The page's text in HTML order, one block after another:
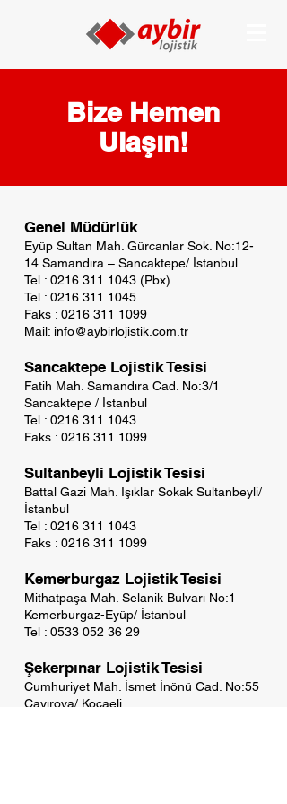
Bize Hemen
Ulaşın!
Genel Müdürlük
Eyüp Sultan Mah. Gürcanlar Sok. No:12-
14 Samandıra – Sancaktepe/ İstanbul
Tel : 0216 311 1043 (Pbx)
Tel : 0216 311 1045
Faks : 0216 311 1099
Mail: info@aybirlojistik.com.tr
Sancaktepe Lojistik Tesisi
Fatih Mah. Samandıra Cad. No:3/1
Sancaktepe / İstanbul
Tel : 0216 311 1043
Faks : 0216 311 1099
Sultanbeyli Lojistik Tesisi
Battal Gazi Mah. Işıklar Sokak Sultanbeyli/
İstanbul
Tel : 0216 311 1043
Faks : 0216 311 1099
Kemerburgaz Lojistik Tesisi
Mithatpaşa Mah. Selanik Bulvarı No:1
Kemerburgaz-Eyüp/ İstanbul
Tel : 0533 052 36 29
Şekerpınar Lojistik Tesisi
Cumhuriyet Mah. İsmet İnönü Cad. No:55
Çayırova/ Kocaeli